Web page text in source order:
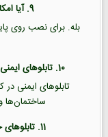
9. آیا امکان نصب تابلو روی پایه وجود دارد؟
بله. برای نصب روی
10. تابلوهای ایمنی بیشتر در چه مکان‌هایی استفاده می‌شوند؟
تابلوهای ایمنی در
11. تابلوهای خروج اضطراری چه ویژگی‌هایی دارند؟